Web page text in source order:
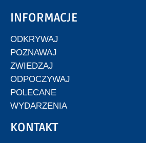
INFORMACJE
ODKRYWAJ
POZNAWAJ
ZWIEDZAJ
ODPOCZYWAJ
POLECANE
WYDARZENIA
KONTAKT